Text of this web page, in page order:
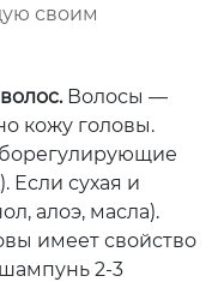
своим
Волосы —
кожу головы.
Если сухая и
алоэ, масла).
имеет свойство
2-3